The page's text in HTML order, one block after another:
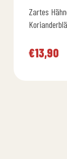
mit5.00
Zartes
mit
€13,90